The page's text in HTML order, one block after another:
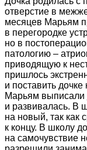
отверстие в
месяцев Марьям
в перегородке
но в
патологию –
приводящую к
пришлось
и поставить
Марьям выписали
и развивалась. В
на новый, так как
к концу. В школу
на самочувствие